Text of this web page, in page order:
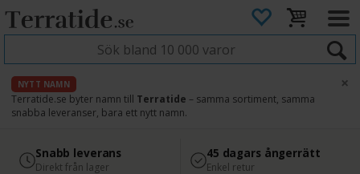
NYTT NAMN
Terratide.se byter namn till Terratide – samma sortiment, samma
snabba leveranser, bara ett nytt namn.
×
4.8
Läs omdömen på Google
Säker betalning
med Svea
Snabb leverans 45 dagars ångerrätt